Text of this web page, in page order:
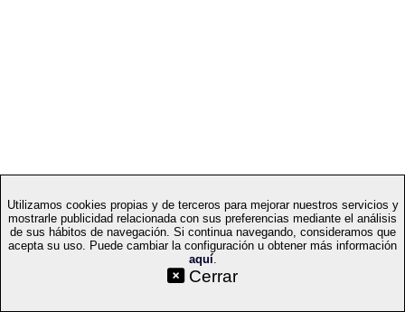
Utilizamos cookies propias y de terceros para mejorar nuestros servicios y
mostrarle publicidad relacionada con sus preferencias mediante el análisis
de sus hábitos de navegación. Si continua navegando, consideramos que
acepta su uso. Puede cambiar la configuración u obtener más información
aquí.
Cerrar
| Condiciones generales
de compra|Mapa web